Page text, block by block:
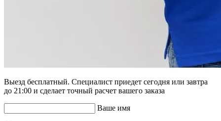
Выезд бесплатный. Специалист приедет сегодня или завтра
до 21:00 и сделает точный расчет вашего заказа
Ваше имя